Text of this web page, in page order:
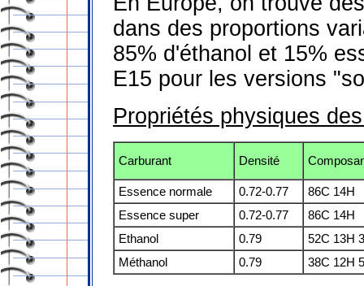
dans des proportions
85% d'éthanol et 15%
E15 pour les versions
Propriétés physiques
Carburant Densité
Essence normale 0.72-0.77
86C 14H
Essence super
0.72-0.77
86C 14H
Ethanol
0.79
52C 13H
Méthanol
0.79 38C 12H